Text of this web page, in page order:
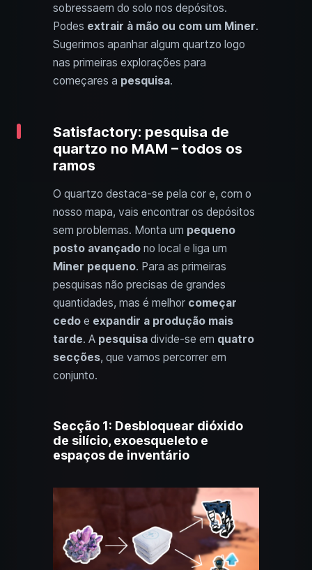
sobressaem do solo nos depósitos.
Podes extrair à mão ou com um Miner.
Sugerimos apanhar algum quartzo logo
nas primeiras explorações para
começares a pesquisa.
Satisfactory: pesquisa de
quartzo no MAM – todos os
ramos
O quartzo destaca-se pela cor e, com o
nosso mapa, vais encontrar os depósitos
sem problemas. Monta um pequeno
posto avançado no local e liga um
Miner pequeno. Para as primeiras
pesquisas não precisas de grandes
quantidades, mas é melhor começar
cedo e expandir a produção mais
tarde. A pesquisa divide-se em quatro
secções, que vamos percorrer em
conjunto.
Secção 1: Desbloquear dióxido
de silício, exoesqueleto e
espaços de inventário